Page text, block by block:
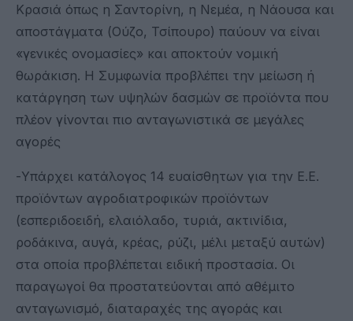
Κρασιά όπως η Σαντορίνη, η Νεμέα, η Νάουσα και
αποστάγματα (Ούζο, Τσίπουρο) παύουν να είναι
«γενικές ονομασίες» και αποκτούν νομική
θωράκιση. Η Συμφωνία προβλέπει την μείωση ή
κατάργηση των υψηλών δασμών σε προϊόντα που
πλέον γίνονται πιο ανταγωνιστικά σε μεγάλες
αγορές
-Υπάρχει κατάλογος 14 ευαίσθητων για την Ε.Ε.
προϊόντων αγροδιατροφικών προϊόντων
(εσπεριδοειδή, ελαιόλαδο, τυριά, ακτινίδια,
ροδάκινα, αυγά, κρέας, ρύζι, μέλι μεταξύ αυτών)
στα οποία προβλέπεται ειδική προστασία. Οι
παραγωγοί θα προστατεύονται από αθέμιτο
ανταγωνισμό, διαταραχές της αγοράς και